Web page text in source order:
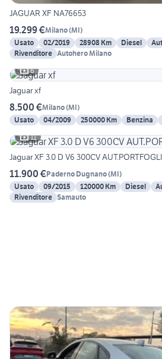
JAGUAR XF NA76653
19.299 €Milano(MI)
Usato
02/2019 28908 Km Diesel
Rivenditore Autohero Milano
6
Jaguar xf
8.500 €Milano(MI)
Usato
04/2009 250000 Km Benzina
11
Jaguar XF 3.0 D V6 300CV
11.900 €Paderno Dugnano(MI)
Usato
09/2015 120000 Km Diesel
Rivenditore Samauto